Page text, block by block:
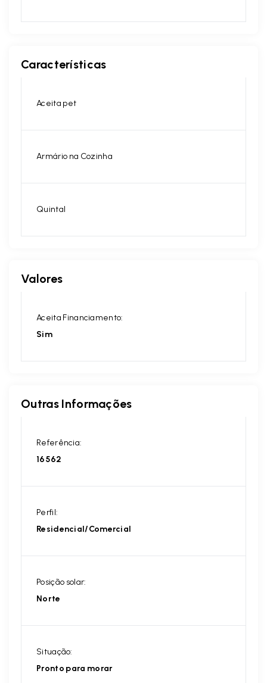
Características
Aceita pet
Armário na Cozinha
Quintal
Valores
Aceita Financiamento:
Sim
Outras Informações
Referência:
16562
Perfil:
Residencial/Comercial
Posição solar:
Norte
Situação:
Pronto para morar